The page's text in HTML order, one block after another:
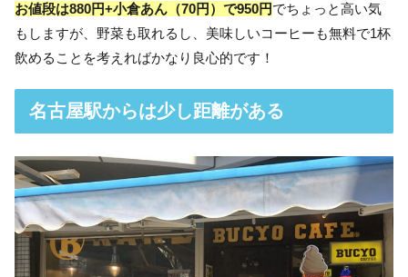
お値段は880円+小倉あん（70円）で950円でちょっと高い気
もしますが、野菜も取れるし、美味しいコーヒーも無料で1杯
飲めることを考えればかなり良心的です！
名古屋駅からは少し距離がある